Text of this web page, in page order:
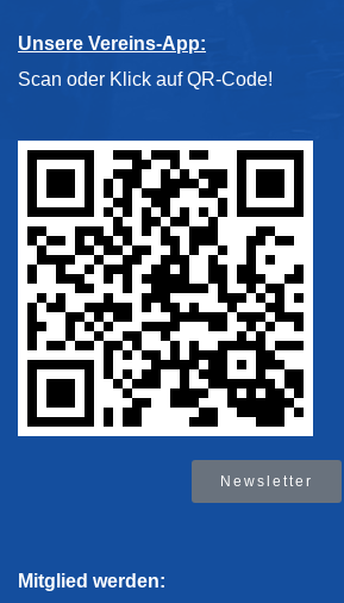
Unsere Vereins-App:
Scan oder Klick auf QR-Code!
Newsletter
Mitglied werden: